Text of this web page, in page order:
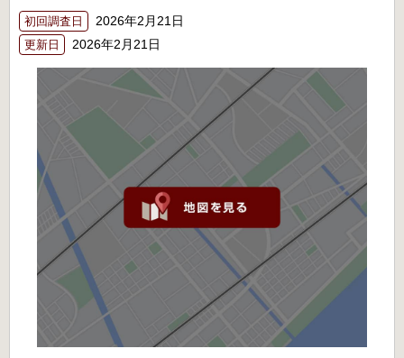
初回調査日 2026年2月21日
更新日 2026年2月21日